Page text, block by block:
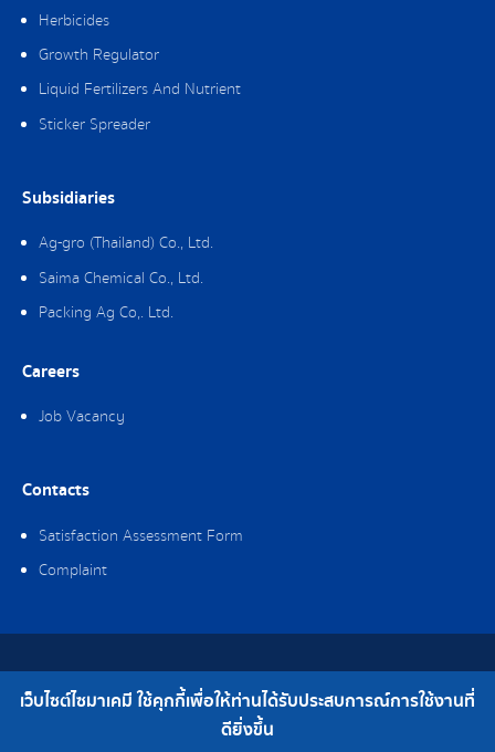
Herbicides
Growth Regulator
Liquid Fertilizers And Nutrient
Sticker Spreader
Subsidiaries
Ag-gro (Thailand) Co., Ltd.
Saima Chemical Co., Ltd.
Packing Ag Co,. Ltd.
Careers
Job Vacancy
Contacts
Satisfaction Assessment Form
Complaint
Copyright © 2019 Saima Chemical Co., Ltd. All Rights Reserved.
Telephone : 0-2308-2102 | Fax : 0-2308-2487
เว็บไซต์ไซมาเคมี ใช้คุกกี้เพื่อให้ท่านได้รับประสบการณ์การใช้งานที่
ดียิ่งขึ้น